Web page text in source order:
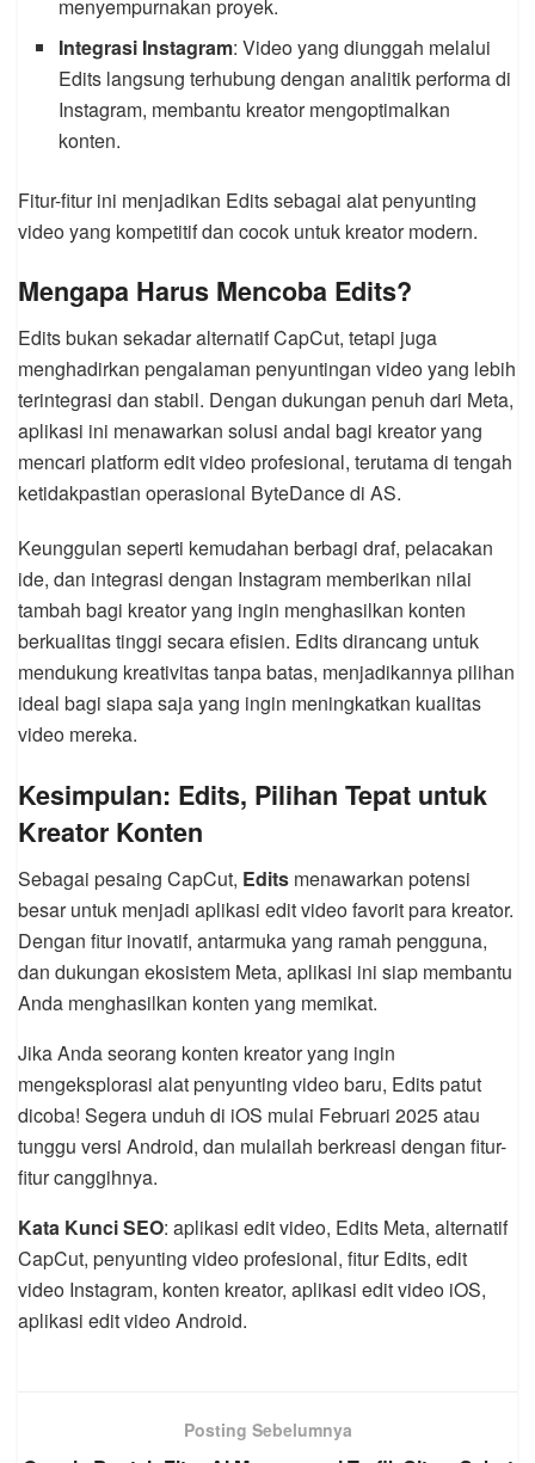
menyempurnakan proyek.
Integrasi Instagram: Video yang diunggah melalui
Edits langsung terhubung dengan analitik performa di
Instagram, membantu kreator mengoptimalkan
konten.
Fitur-fitur ini menjadikan Edits sebagai alat penyunting
video yang kompetitif dan cocok untuk kreator modern.
Mengapa Harus Mencoba Edits?
Edits bukan sekadar alternatif CapCut, tetapi juga
menghadirkan pengalaman penyuntingan video yang lebih
terintegrasi dan stabil. Dengan dukungan penuh dari Meta,
aplikasi ini menawarkan solusi andal bagi kreator yang
mencari platform edit video profesional, terutama di tengah
ketidakpastian operasional ByteDance di AS.
Keunggulan seperti kemudahan berbagi draf, pelacakan
ide, dan integrasi dengan Instagram memberikan nilai
tambah bagi kreator yang ingin menghasilkan konten
berkualitas tinggi secara efisien. Edits dirancang untuk
mendukung kreativitas tanpa batas, menjadikannya pilihan
ideal bagi siapa saja yang ingin meningkatkan kualitas
video mereka.
Kesimpulan: Edits, Pilihan Tepat untuk
Kreator Konten
Sebagai pesaing CapCut, Edits menawarkan potensi
besar untuk menjadi aplikasi edit video favorit para kreator.
Dengan fitur inovatif, antarmuka yang ramah pengguna,
dan dukungan ekosistem Meta, aplikasi ini siap membantu
Anda menghasilkan konten yang memikat.
Jika Anda seorang konten kreator yang ingin
mengeksplorasi alat penyunting video baru, Edits patut
dicoba! Segera unduh di iOS mulai Februari 2025 atau
tunggu versi Android, dan mulailah berkreasi dengan fitur-
fitur canggihnya.
Kata Kunci SEO: aplikasi edit video, Edits Meta, alternatif
CapCut, penyunting video profesional, fitur Edits, edit
video Instagram, konten kreator, aplikasi edit video iOS,
aplikasi edit video Android.
Posting Sebelumnya